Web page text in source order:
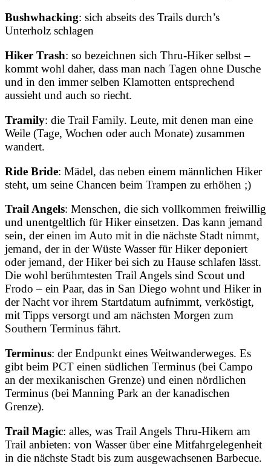
Bushwhacking: sich abseits des Trails durch’s
Unterholz schlagen
Hiker Trash: so bezeichnen sich Thru-Hiker selbst –
kommt wohl daher, dass man nach Tagen ohne Dusche
und in den immer selben Klamotten entsprechend
aussieht und auch so riecht.
Tramily: die Trail Family. Leute, mit denen man eine
Weile (Tage, Wochen oder auch Monate) zusammen
wandert.
Ride Bride: Mädel, das neben einem männlichen Hiker
steht, um seine Chancen beim Trampen zu erhöhen ;)
Trail Angels: Menschen, die sich vollkommen freiwillig
und unentgeltlich für Hiker einsetzen. Das kann jemand
sein, der einen im Auto mit in die nächste Stadt nimmt,
jemand, der in der Wüste Wasser für Hiker deponiert
oder jemand, der Hiker bei sich zu Hause schlafen lässt.
Die wohl berühmtesten Trail Angels sind Scout und
Frodo – ein Paar, das in San Diego wohnt und Hiker in
der Nacht vor ihrem Startdatum aufnimmt, verköstigt,
mit Tipps versorgt und am nächsten Morgen zum
Southern Terminus fährt.
Terminus: der Endpunkt eines Weitwanderweges. Es
gibt beim PCT einen südlichen Terminus (bei Campo
an der mexikanischen Grenze) und einen nördlichen
Terminus (bei Manning Park an der kanadischen
Grenze).
Trail Magic: alles, was Trail Angels Thru-Hikern am
Trail anbieten: von Wasser über eine Mitfahrgelegenheit
in die nächste Stadt bis zum ausgewachsenen Barbecue.